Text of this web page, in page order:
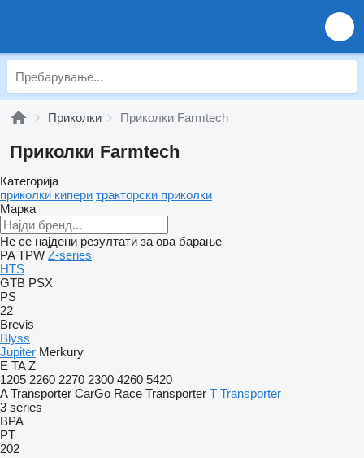
Приколки Приколки Farmtech
Приколки Farmtech
Категорија
приколки кипери тракторски приколки
Марка
Не се најдени резултати за ова барање
PA TPW Z-series
HTS
GTB PSX
PS
22
Brevis
Blyss
Jupiter Merkury
E TA Z
1205 2260 2270 2300 4260 5420
A Transporter CarGo Race Transporter T Transporter
3 series
BPA
PT
202